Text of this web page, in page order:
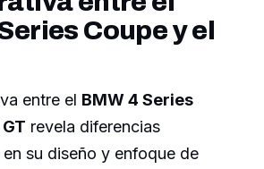
Coupe y el
entre el BMW 4 Series
revela diferencias
su diseño y enfoque de